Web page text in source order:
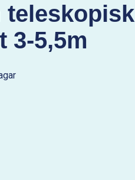
teleskopisk
3-5,5m